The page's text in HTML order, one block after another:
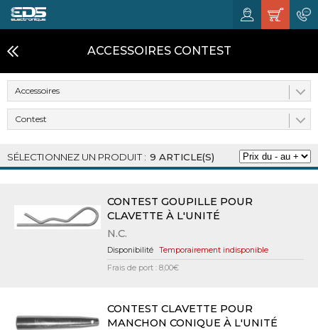
ACCESSOIRES CONTEST
Accessoires
Contest
9 ARTICLE(S)
CONTEST GOUPILLE POUR
CLAVETTE À L'UNITÉ
N.C.
Temporairement indisponible
Frais de port : 8,00€
CONTEST CLAVETTE POUR
MANCHON CONIQUE À L'UNITÉ